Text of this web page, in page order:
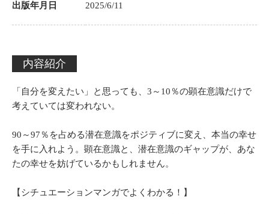
出版年月日 2025/6/11
内容紹介
「自分を変えたい」と思っても、3～10％の顕在意識だけで
考えていては変われない。
90～97％を占める潜在意識をポジティブに変え、本当の幸せ
を手に入れよう。顕在意識と、潜在意識のギャップが、あな
たの幸せを妨げているかもしれません。
【シチュエーションマンガでよくわかる！】